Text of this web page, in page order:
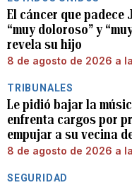
El cáncer que padece
“muy doloroso” y
revela su hijo
8 de agosto de 2026 a
TRIBUNALES
Le pidió bajar la
enfrenta cargos por
empujar a su vecina
8 de agosto de 2026 a
SEGURIDAD